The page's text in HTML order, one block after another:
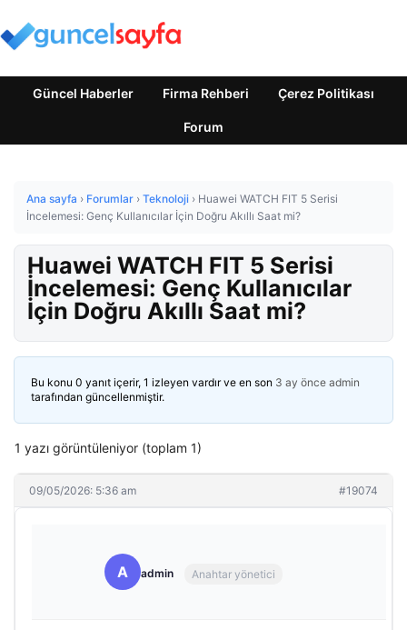
Güncel Haberler Firma Rehberi Çerez Politikası
Forum
Ana sayfa › Forumlar › Teknoloji › Huawei WATCH FIT 5 Serisi
İncelemesi: Genç Kullanıcılar İçin Doğru Akıllı Saat mi?
Huawei WATCH FIT 5 Serisi
İncelemesi: Genç Kullanıcılar
İçin Doğru Akıllı Saat mi?
Bu konu 0 yanıt içerir, 1 izleyen vardır ve en son 3 ay önce admin
tarafından güncellenmiştir.
1 yazı görüntüleniyor (toplam 1)
09/05/2026: 5:36 am #19074
A admin Anahtar yönetici